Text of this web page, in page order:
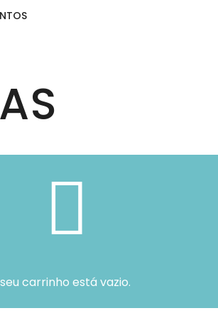
carrinho está vazio.